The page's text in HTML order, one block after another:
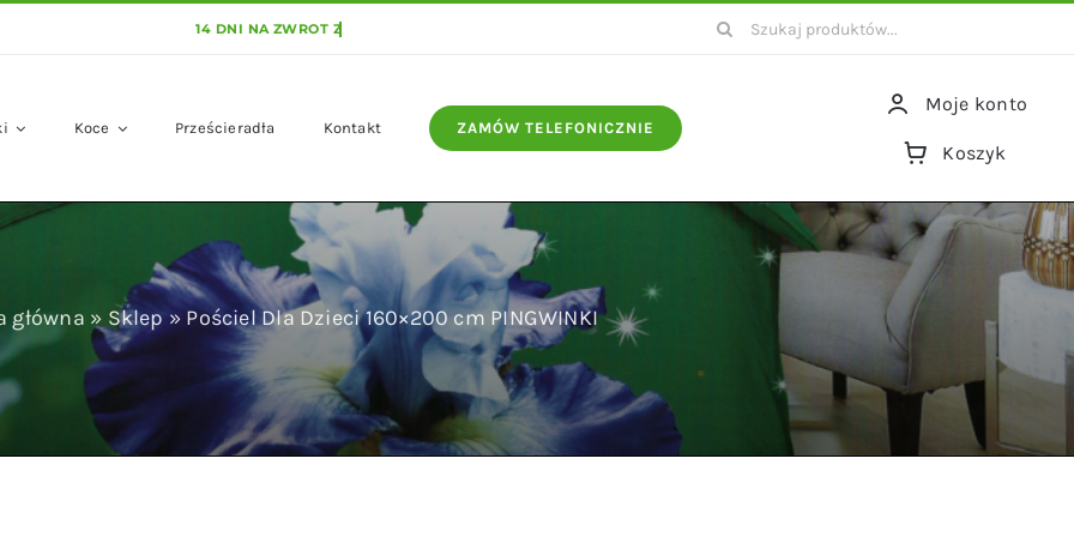
Szukaj
Koce Prześcieradła Kontakt ZAMÓW TELEFONICZNIE
Moje konto
Koszyk
główna » Sklep »Pościel Dla Dzieci 160×200 cm PINGWINKI